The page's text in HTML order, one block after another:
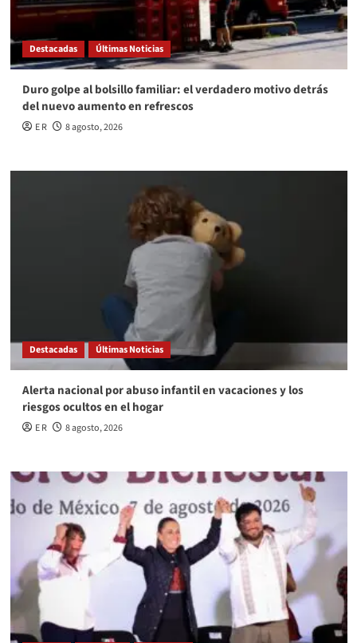
Destacadas Últimas Noticias
Duro golpe al bolsillo familiar: el verdadero motivo detrás
del nuevo aumento en refrescos
E R 8 agosto, 2026
Destacadas Últimas Noticias
Alerta nacional por abuso infantil en vacaciones y los
riesgos ocultos en el hogar
E R 8 agosto, 2026